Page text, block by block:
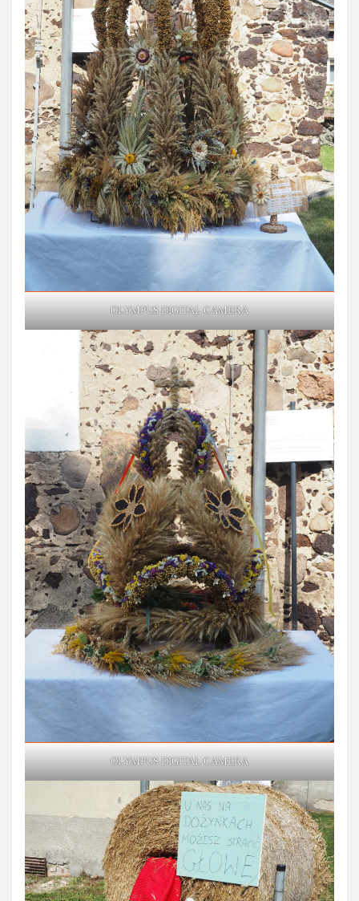
OLYMPUS DIGITAL CAMERA
OLYMPUS DIGITAL CAMERA